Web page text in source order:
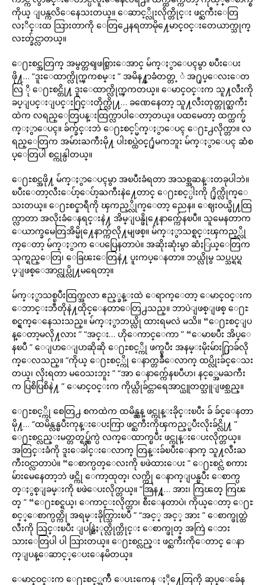
ကိုယ္ ျပန္ကလိေနေသးတယ္။ ေဆာင့္လိုးလိုက္တိုင္း ဖင္ႀကီးေတြ
လႈိင္းထ သြားတာကို ေတြ႕ေနရတာမို႔ေမာင္ဝင္းတေယာက္သုက္
လႊတ္ခ်င္လာတယ္။
ေ႐ႊစင္အတြက္ အမွတ္တရျဖစ္သြားေအာင္ မ်က္ႏွာေပၚမွာ ၿပီးေပး
ဖို႔… “ဒူးေထာက္လိုက္ၾကစမ္း ” အမိန႔္နာခံတတ္တ့ ဲ အ႐ုပ္ေလးေတ
လြ ို ေ႐ႊစင္တို႔ ဒူးေထာက္လိုက္ၾကတယ္။ ေမာင္ဝင္းက သူ႔လီးကို
ခပ္ျပင္းျပင္းဂြင္းတိုက္လို႔… ခဏေနေတာ့ သူ႔လီးတုတ္တုတ္ႀကီး
ထဲက လရည္ေတြပန္းထြက္လာပါေတာ့တယ္။ ပထမေတာ့ ထက္ထက္မ်
က္ႏွာေပၚ။ ခ်က္ခ်င္းဘဲ ေ႐ႊစင့္မ်က္ႏွာေပၚ ေ႐ႊ႕လိုက္တာ။ လ
ရည္ေတြက အမ်ားႀကီးမို႔ ပါးစပ္ထဲဝင္႐ုံမကဘူး မ်က္ႏွာေပၚ ဆံစ
ပ္ေတြပါ စင္ကုန္ပါတယ္။
ေ႐ႊစင္အဖို႔ မ်က္ႏွာေပၚမွာ အၿပီးခံရတာ အသစ္အဆန္းတခုပါဘဲ။
ၿပီးေတာ့လီးေပ်ာ့ေပ်ာ့ႀကီးနဲ႔ေတာင္ ေ႐ႊစင့္ပါးကို ႐ိုက္လိုက္ေ
သးတယ္။ ေ႐ႊစင္နာရီကို ၾကည့္လိုက္ေတာ့ ညေန။ ေဈးဝယ္ဖို႔ထြ
က္လာတာ အလိုးခံေနရင္းနဲ႔ အိမ္ျပန္ဖို႔ေနာက္က်ေနၿပီ။ သူမေနတာက
ေယာက္ခမေတြအိမ္မို႔ေနာက္က်လို႔မျဖစ္။ မ်က္ႏွာသစ္ရင္းၾကည့္လို
က္ေတာ့ မ်က္ႏွာက ေပပြေနတာပဲ။ အဆိုးဆုံးမွာ ဆံႏြယ္ေတြက
သုက္ရည္ေတြ၊ ေခြၽးေတြနဲ႔ ပူးကပ္ေနတာ။ ဘယ္လိုမွ သပ္သပ္ရပ္ရ
ပ္ျဖစ္ေအာင္လုပ္လို႔မရေတာ့။
မ်က္ႏွာသစ္ၿပီးထြက္အလာ ဧည့္ခန္းထဲ ေရာက္ေတာ့ ေမာင္ဝင္းက
ေဘာင္းဘီတိုနဲ႔ထိုင္ေနတာေတြ႕သည္။ ဘာပဲျဖစ္ျဖစ္ ေ႐ႊ
စင္ရွက္ေနေသးသည္။ မ်က္ႏွာဘယ္လို ထားရမလဲ မသိ။ “ေ႐ႊစင္ျပ
န္ေတာ့မလို႔လား ” “အင္း… ဟိုေကာင္ေကာ ” “ေမာၿပီး အိပ္ေ
နၿပီ ” ေျပာေျပာဆိုဆို ေ႐ႊစင့္ကို ဖက္ၿပီး အနမ္းမိုးမ်ား႐ြာခ်လို
က္ေလသည္။ “ကိုယ္ ေ႐ႊစင့္ကို ေနာက္တခ်ီေလာက္ ထပ္လိုးခ်င္ေသး
တယ္၊ လိုးရတာ မဝေသးဘူး ” “အာ ေနာက္က်ေနၿပီဟ၊ နင့္အေမႀကီး
က ပြစိပြစိနဲ႔ ” ေမာင္ဝင္းက ကိုယ္လိုခ်င္တာရေအာင္ယူတတ္သူျဖစ္သည္။
ေ႐ႊစင့္ကို စေတြ႕ စကထဲက ထမိန္လွန္ ဖင္ကုန္းခိုင္းၿပီး ခ် ခ်င္ေနတာ
မို႔… “ထမိန္လန္ၿပီးကုန္းေပးကြာ ဖင္ႀကီးကိုၾကည့္ၿပီးလိုးခ်င္လို႔ ”
ေ႐ႊစင္လည္းမတ္တတ္ရပ္လွ်က္ပဲ လက္ေထာက္ၿပီး ဖင္ကုန္းေပးလိုက္တယ္။
အတြင္းခံကို ဒူးေခါင္းေလာက္ တြန္းခ်ၿပီးေနာက္ သူ႔လီးႀ
ကီးဝင္လာတာပဲ။ “ေစာက္ပတ္ေလးကို ၿဖဲထားေပး ” ေ႐ႊစင္လဲ စကား
မ်ားမေနေတာ့ဘဲ ဖင္ကို ေကာ့ထုတ္၊ လက္ကို ေနာက္ျပန္ၿပီး ေစာက္ပ
တ္ႏွစ္ျခမ္းကို ၿဖဲေပးလိုက္တယ္။ “အြန႔္… အား၊ ကြၽတ္ ကြၽ
တ္ ” “ေ႐ႊစင္ရယ္၊ ေကာင္းလိုက္တာ၊ စီးေနတာပဲ၊ ကိုယ္ေတာ့ ေ႐ႊ
စင့္ေစာက္ပတ္ကို အရမ္းခိုက္သြားၿပီ ” “အင့္ အင့္ အား ” ေစာက္ဖုတ္ထဲ
လီးကို သြင္းၿပီး ျပန္ဆြဲႏုတ္လိုက္တိုင္း ေစာက္ဖုတ္ အကြဲ ေဘး
သားေတြပါ ပါ သြားတယ္။ ေ႐ႊစင္လည္း ဖင္ႀကီးကိုေတာင္ ေနာ
က္ျပန္ေဆာင့္ေပးေနမိတယ္။
ေမာင္ဝင္းက ေ႐ႊစင့္အက်ီ ေပၤးကေန ႏို႔ေတြကို ဆုပ္ေခ်ေန